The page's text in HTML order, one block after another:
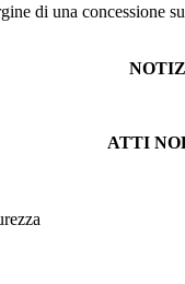
di una concessione
ATTI